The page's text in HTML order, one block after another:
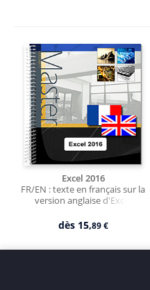
Excel 2016
FR/EN : texte en français sur la
version anglaise d'Excel
dès 15,89 €